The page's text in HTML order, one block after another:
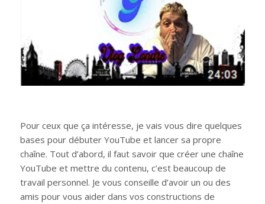
Pour ceux que ça intéresse, je vais vous dire quelques
bases pour débuter YouTube et lancer sa propre
chaîne. Tout d’abord, il faut savoir que créer une chaîne
YouTube et mettre du contenu, c’est beaucoup de
travail personnel. Je vous conseille d’avoir un ou des
amis pour vous aider dans vos constructions de